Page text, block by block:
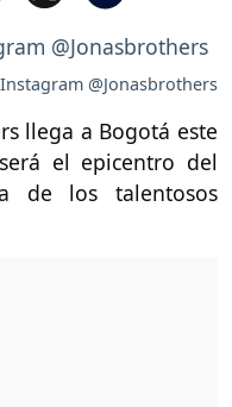
@Jonasbrothers
llega a Bogotá este
el epicentro del
de los talentosos